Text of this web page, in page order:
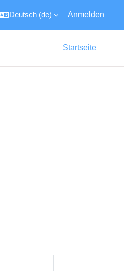
Deutsch ‎(de)‎ Anmelden
Startseite